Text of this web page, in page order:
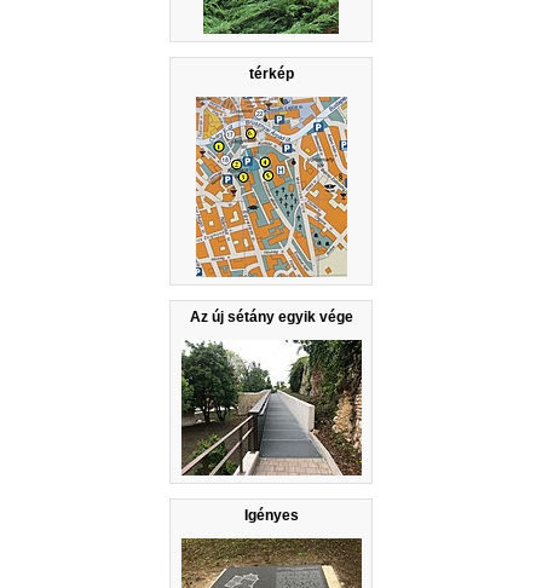
térkép
Az új sétány egyik vége
Igényes